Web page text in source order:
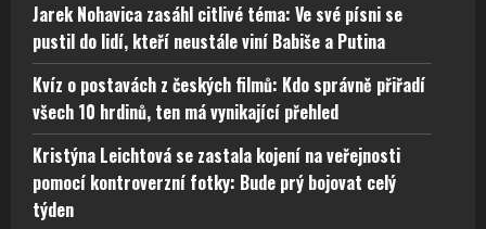
Jarek Nohavica zasáhl citlivé téma: Ve své písni se
pustil do lidí, kteří neustále viní Babiše a Putina
Kvíz o postavách z českých filmů: Kdo správně přiřadí
všech 10 hrdinů, ten má vynikající přehled
Kristýna Leichtová se zastala kojení na veřejnosti
pomocí kontroverzní fotky: Bude prý bojovat celý
týden